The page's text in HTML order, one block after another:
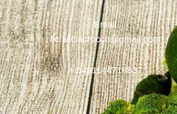
Email
lic.aliciacrocco@gmail.com
+ 5491144718837